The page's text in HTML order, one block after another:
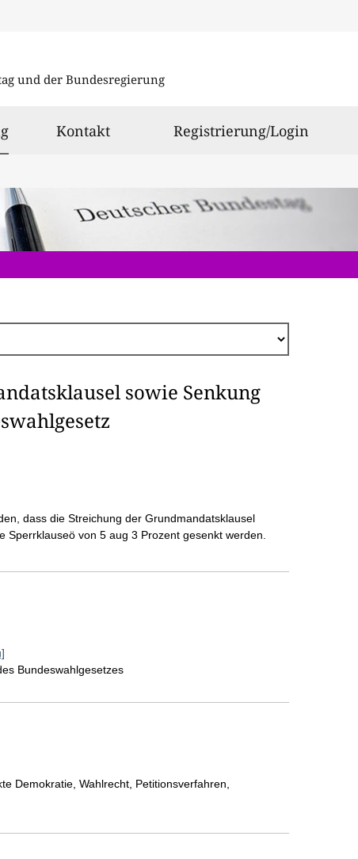
und der Bundesregierung
ausgewählt
Kontakt Registrierung/Login
sowie Senkung
dass die Streichung der Grundmandatsklausel
von 5 aug 3 Prozent gesenkt werden.
Bundeswahlgesetzes
Demokratie, Wahlrecht, Petitionsverfahren,